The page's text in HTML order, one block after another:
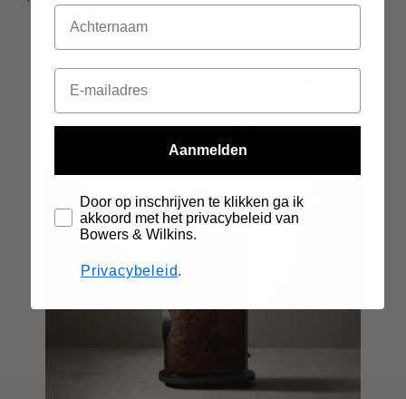
Ontdek de Bowers &
Wilkins 801
Aanmelden
Door op inschrijven te klikken ga ik
akkoord met het privacybeleid van
Bowers & Wilkins.
Privacybeleid.